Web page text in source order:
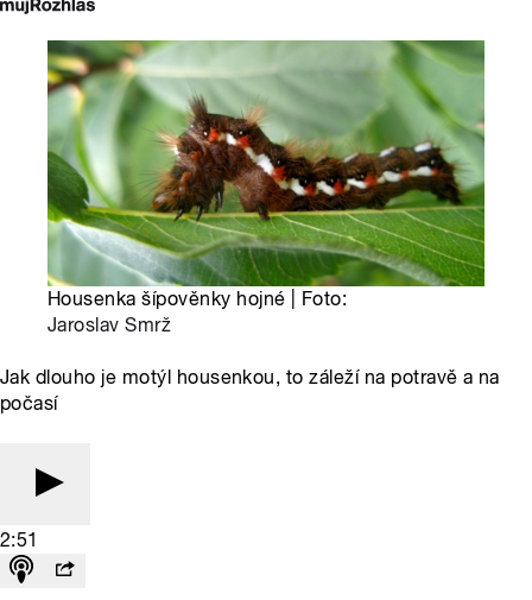
Housenka šípověnky hojné | Foto:
Jaroslav Smrž
Jak dlouho je motýl housenkou, to záleží na potravě a na
počasí
2:51